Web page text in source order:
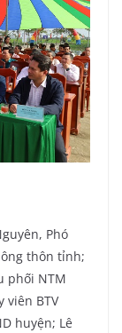
Phó
thôn tỉnh;
phối NTM
viên BTV
huyện; Lê